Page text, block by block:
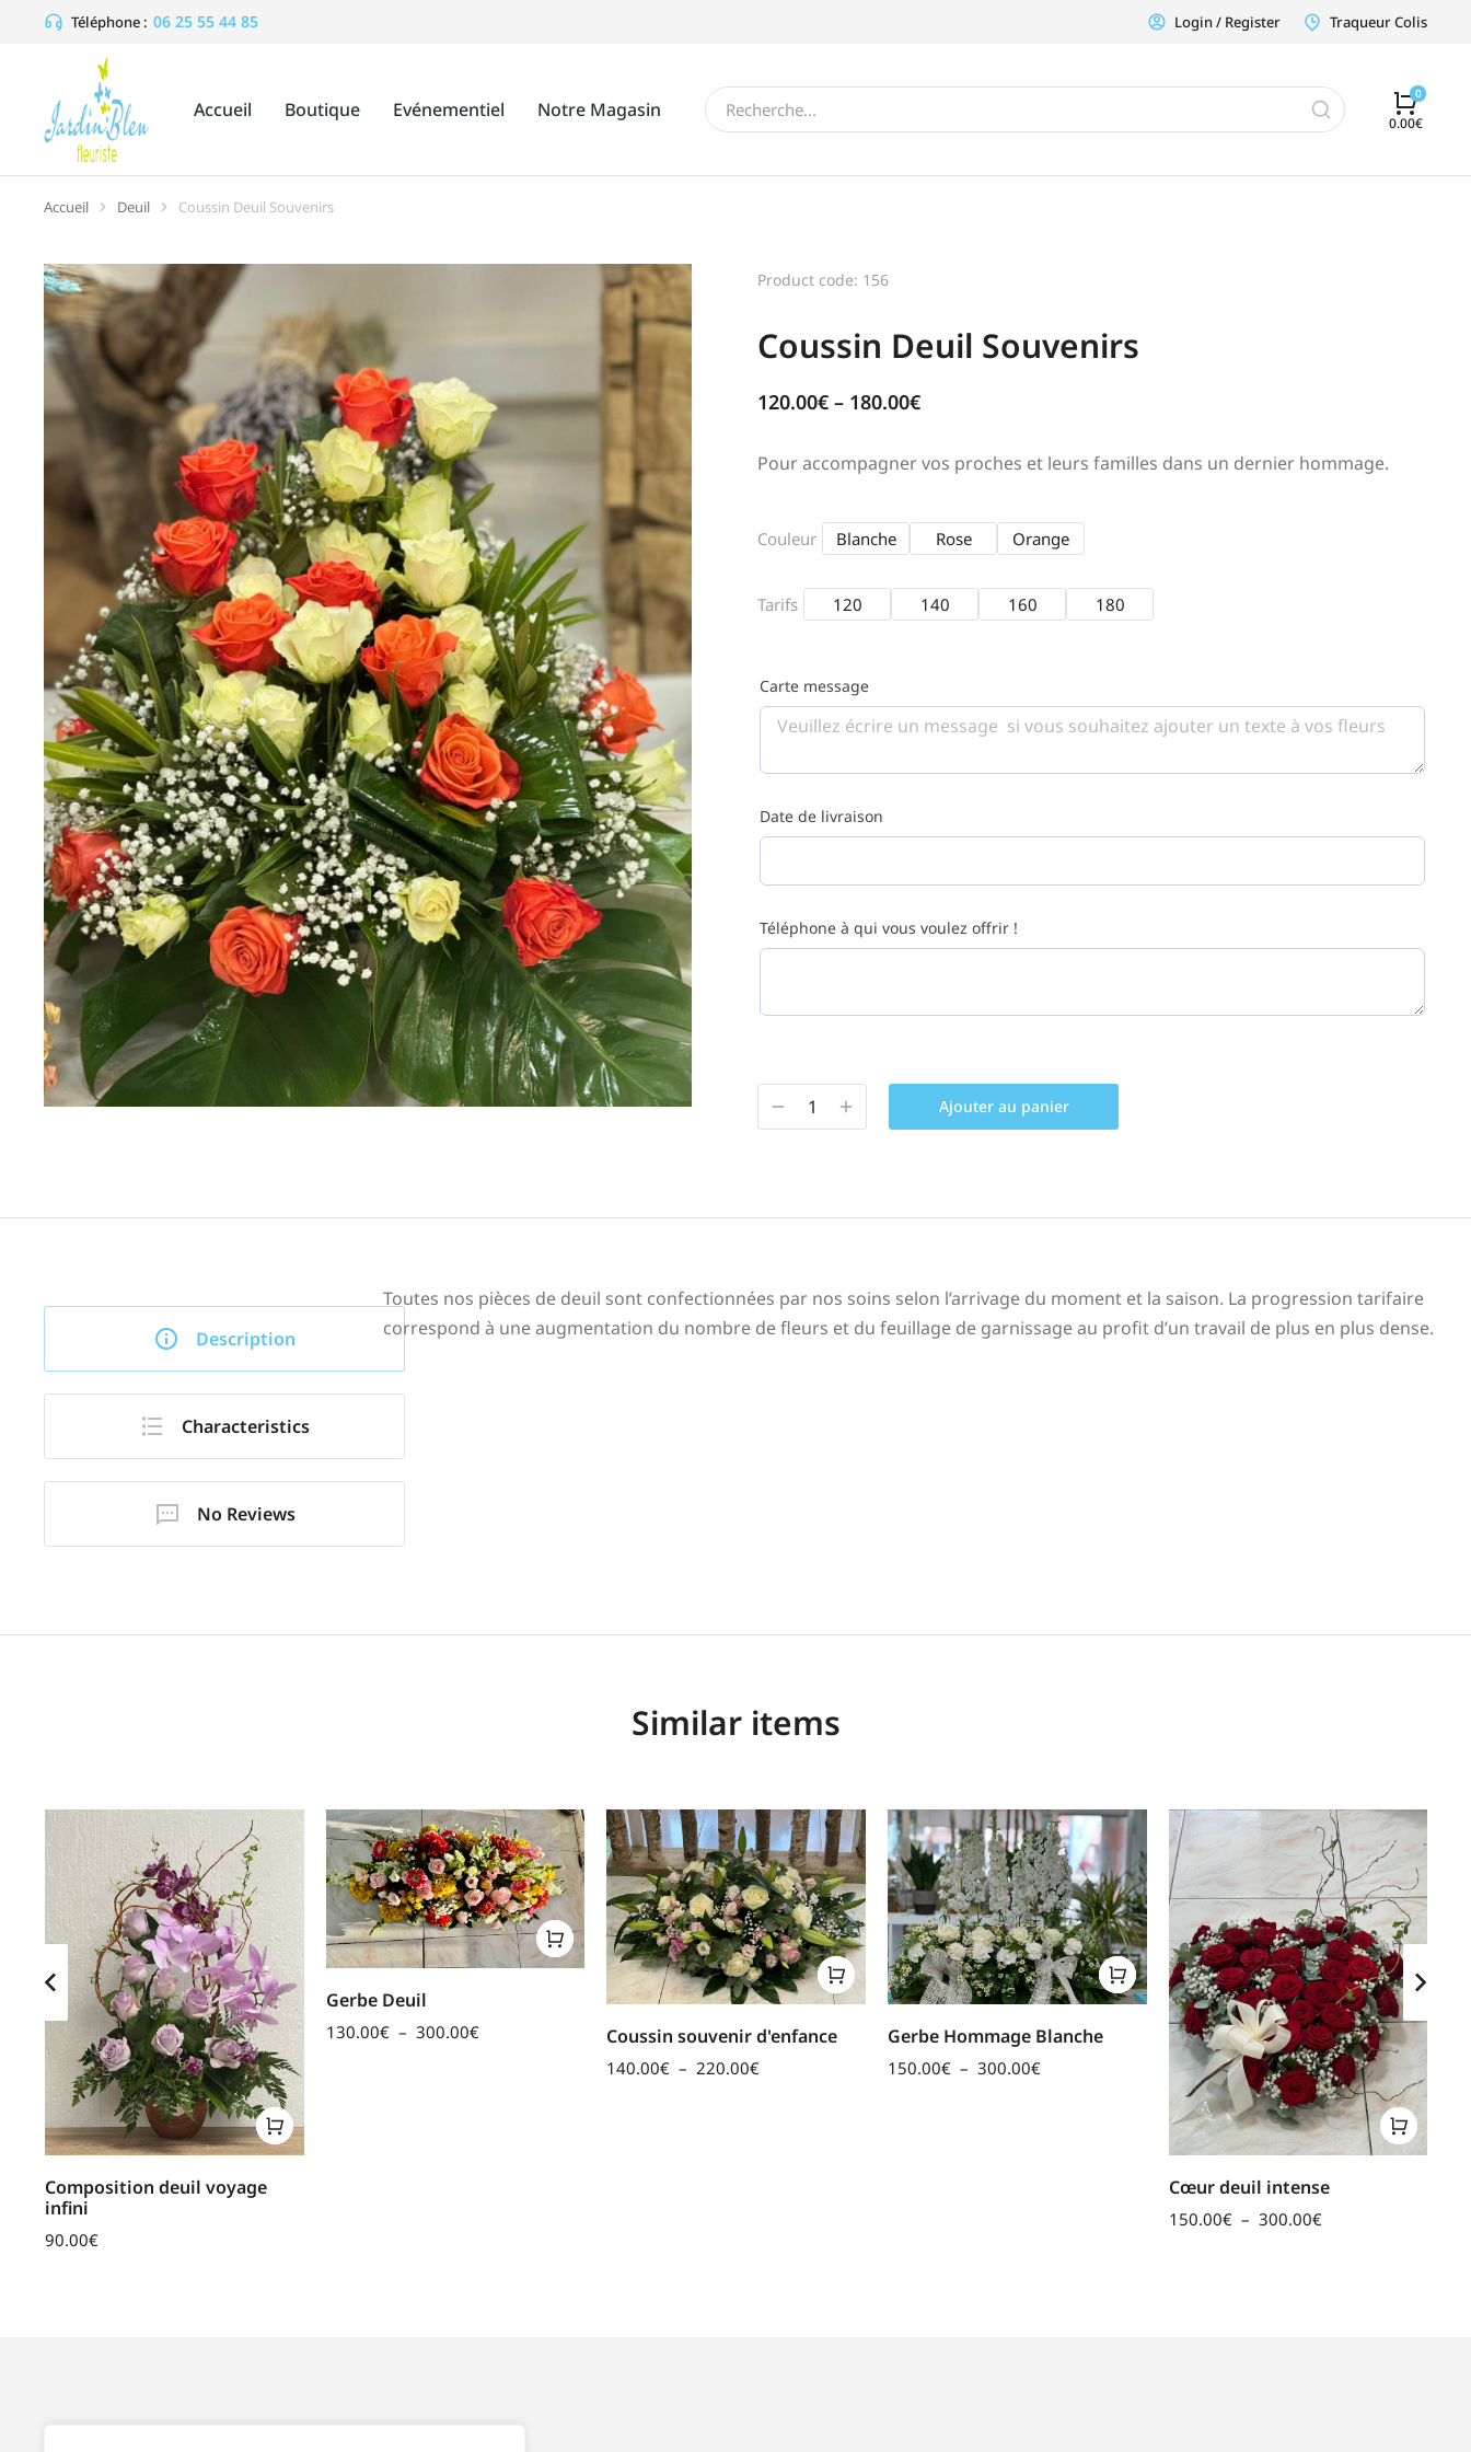
Téléphone : 06 25 55 44 85 Login / Register Traqueur Colis
Accueil Boutique Evénementiel Notre Magasin
0.00€
Vous êtes ici :
Accueil Deuil Coussin Deuil Souvenirs
Product code: 156
Coussin Deuil Souvenirs
120.00€ – 180.00€
Pour accompagner vos proches et leurs familles dans un dernier hommage.
Couleur Blanche Rose Orange
Tarifs 120 140 160 180
Carte message
Date de livraison
Téléphone à qui vous voulez offrir !
Ajouter au panier
Description
Characteristics
No Reviews
Toutes nos pièces de deuil sont confectionnées par nos soins selon l’arrivage du moment et la saison. La progression tarifaire
correspond à une augmentation du nombre de fleurs et du feuillage de garnissage au profit d’un travail de plus en plus dense.
Similar items
Composition deuil voyage
infini
90.00€
Gerbe Deuil
130.00€ – 300.00€ Coussin souvenir d'enfance
140.00€ – 220.00€
Gerbe Hommage Blanche
150.00€ – 300.00€
Cœur deuil intense
150.00€ – 300.00€